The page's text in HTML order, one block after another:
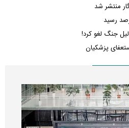
منتشر شد
جنگ لغو کرد!
پزشکیان